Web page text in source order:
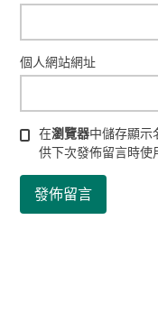
個人網站網址
在瀏覽器中儲存顯示
供下次發佈留言時使